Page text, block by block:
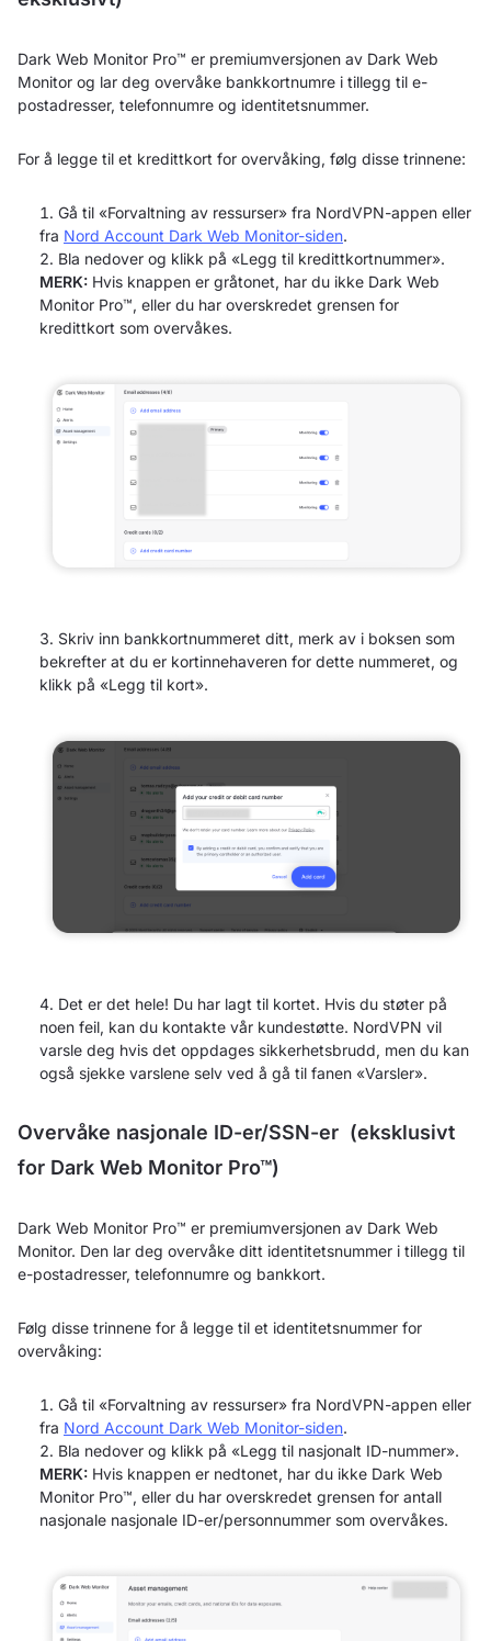
Dark Web Monitor Pro™ er premiumversjonen av Dark Web
Monitor og lar deg overvåke bankkortnumre i tillegg til e-
postadresser, telefonnumre og identitetsnummer.
For å legge til et kredittkort for overvåking, følg disse trinnene:
Gå til «Forvaltning av ressurser» fra NordVPN-appen eller
fra Nord Account Dark Web Monitor-siden.
Bla nedover og klikk på «Legg til kredittkortnummer».
MERK: Hvis knappen er gråtonet, har du ikke Dark Web
Monitor Pro™, eller du har overskredet grensen for
kredittkort som overvåkes.
Skriv inn bankkortnummeret ditt, merk av i boksen som
bekrefter at du er kortinnehaveren for dette nummeret, og
klikk på «Legg til kort».
Det er det hele! Du har lagt til kortet. Hvis du støter på
noen feil, kan du kontakte vår kundestøtte. NordVPN vil
varsle deg hvis det oppdages sikkerhetsbrudd, men du kan
også sjekke varslene selv ved å gå til fanen «Varsler».
Overvåke nasjonale ID-er/SSN-er (eksklusivt
for Dark Web Monitor Pro™)
Dark Web Monitor Pro™ er premiumversjonen av Dark Web
Monitor. Den lar deg overvåke ditt identitetsnummer i tillegg til
e-postadresser, telefonnumre og bankkort.
Følg disse trinnene for å legge til et identitetsnummer for
overvåking:
Gå til «Forvaltning av ressurser» fra NordVPN-appen eller
fra Nord Account Dark Web Monitor-siden.
Bla nedover og klikk på «Legg til nasjonalt ID-nummer».
MERK: Hvis knappen er nedtonet, har du ikke Dark Web
Monitor Pro™, eller du har overskredet grensen for antall
nasjonale nasjonale ID-er/personnummer som overvåkes.